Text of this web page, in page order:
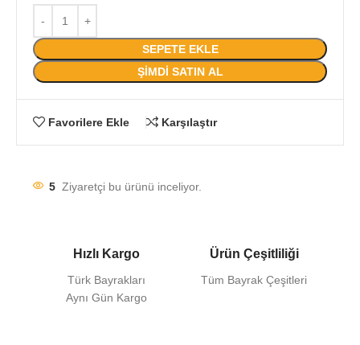
SEPETE EKLE
ŞIMDI SATIN AL
Favorilere Ekle Karşılaştır
5 Ziyaretçi bu ürünü inceliyor.
Hızlı Kargo
Türk Bayrakları
Aynı Gün Kargo
Ürün Çeşitliliği
Tüm Bayrak Çeşitleri